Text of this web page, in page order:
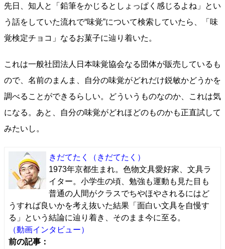
先日、知人と「鉛筆をかじるとしょっぱく感じるよね」とい
う話をしていた流れで“味覚”について検索していたら、「味
覚検定チョコ」なるお菓子に辿り着いた。
これは一般社団法人日本味覚協会なる団体が販売しているも
ので、名前のまんま、自分の味覚がどれだけ鋭敏かどうかを
調べることができるらしい。どういうものなのか、これは気
になる。あと、自分の味覚がどれほどのものかも正直試して
みたいし。
きだてたく
（きだてたく）
1973年京都生まれ。色物文具愛好家、文具ラ
イター。小学生の頃、勉強も運動も見た目も
普通の人間がクラスでちやほやされるにはど
うすれば良いかを考え抜いた結果「面白い文具を自慢す
る」という結論に辿り着き、そのまま今に至る。
（動画インタビュー）
前の記事：